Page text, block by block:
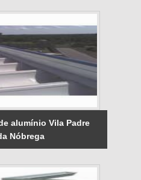
alumínio Vila Padre
Nóbrega